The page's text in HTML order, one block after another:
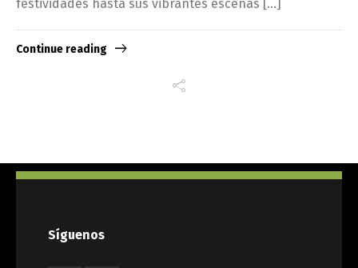
festividades hasta sus vibrantes escenas […]
Continue reading
Síguenos